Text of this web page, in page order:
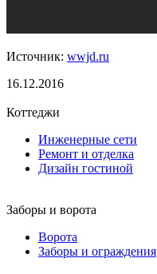
Источник: wwjd.ru
16.12.2016
Коттеджи
Инженерные сети
Ремонт и отделка
Дизайн гостиной
Заборы и ворота
Ворота
Заборы и ограждения